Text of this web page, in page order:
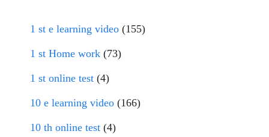
1 st e learning video (155)
1 st Home work (73)
1 st online test (4)
10 e learning video (166)
10 th online test (4)